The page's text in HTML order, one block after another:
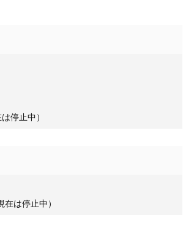
停止中）
は停止中）